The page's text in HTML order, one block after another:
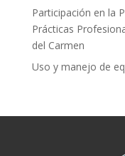
Participación en la
Prácticas
del Carmen
Uso y manejo de